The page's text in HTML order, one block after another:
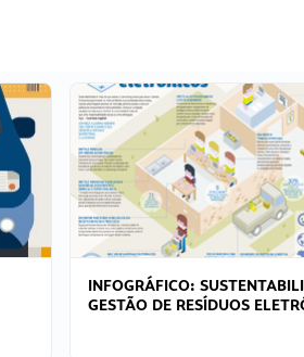
INFOGRÁFICO:
GESTÃO DE RESÍDUOS